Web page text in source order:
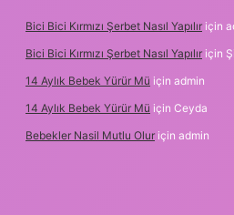
Bici Bici Kırmızı Şerbet Nasıl Yapılır için
Bici Bici Kırmızı Şerbet Nasıl Yapılır için
14 Aylık Bebek Yürür Mü için admin
14 Aylık Bebek Yürür Mü için Ceyda
Bebekler Nasil Mutlu Olur için admin